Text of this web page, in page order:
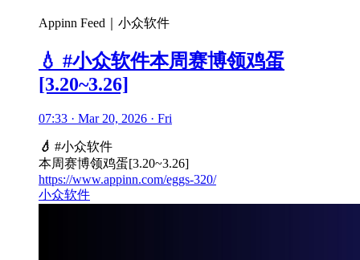
Appinn Feed｜小众软件
💧 #小众软件本周赛博领鸡蛋
[3.20~3.26]
07:33 · Mar 20, 2026 · Fri
💧 #小众软件
本周赛博领鸡蛋[3.20~3.26]
https://www.appinn.com/eggs-320/
小众软件